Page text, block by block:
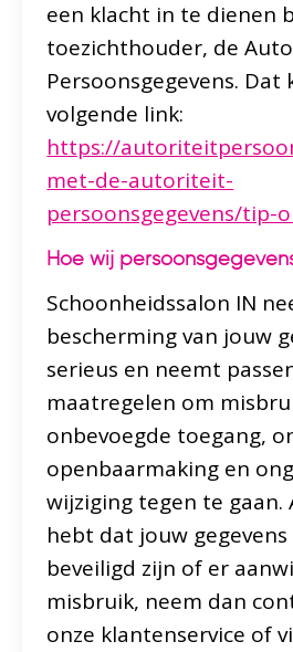
een klacht in te dienen
toezichthouder, de
Persoonsgegevens. Dat
volgende link:
https://
met-de-autoriteit-
persoonsgegevens/tip-
Hoe wij
Schoonheidssalon IN
bescherming van jouw
serieus en neemt
maatregelen om
onbevoegde toegang,
openbaarmaking en
wijziging tegen te gaan.
hebt dat jouw
beveiligd zijn of er
misbruik, neem dan
onze klantenservice of